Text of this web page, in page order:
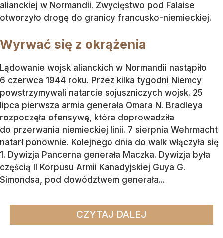
alianckiej w Normandii. Zwycięstwo pod Falaise
otworzyło drogę do granicy francusko-niemieckiej.
Wyrwać się z okrążenia
Lądowanie wojsk alianckich w Normandii nastąpiło
6 czerwca 1944 roku. Przez kilka tygodni Niemcy
powstrzymywali natarcie sojuszniczych wojsk. 25
lipca pierwsza armia generała Omara N. Bradleya
rozpoczęła ofensywę, która doprowadziła
do przerwania niemieckiej linii. 7 sierpnia Wehrmacht
natarł ponownie. Kolejnego dnia do walk włączyła się
1. Dywizja Pancerna generała Maczka. Dywizja była
częścią II Korpusu Armii Kanadyjskiej Guya G.
Simondsa, pod dowództwem generała...
CZYTAJ DALEJ